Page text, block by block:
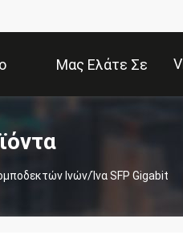
Μας Ελάτε Σε
Ινών/ίνα SFP Gigabit